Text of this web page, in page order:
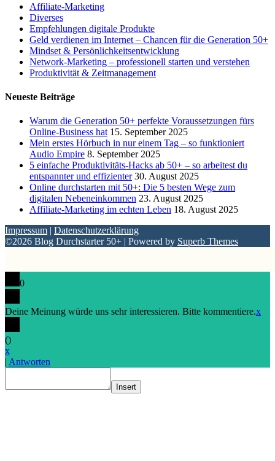
Affiliate-Marketing
Diverses
Empfehlungen digitale Produkte
Geld verdienen im Internet – Chancen für die Generation 50+
Mindset & Persönlichkeitsentwicklung
Network-Marketing – professionell starten und verstehen
Produktivität & Zeitmanagement
Neueste Beiträge
Warum die Generation 50+ perfekte Voraussetzungen fürs
Online-Business hat 15. September 2025
Mein erstes Hörbuch in nur einem Tag – so funktioniert
Audio Empire 8. September 2025
5 einfache Produktivitäts-Hacks ab 50+ – so arbeitest du
entspannter und effizienter 30. August 2025
Online durchstarten mit 50+: Die 5 besten Wege zum
digitalen Nebeneinkommen 23. August 2025
Affiliate-Marketing im echten Leben 18. August 2025
Impressum | Datenschutzerklärung
©2026 Blog Durchstarter 50+ | Powered by Superb Themes
0
Deine Meinung würde uns sehr interessieren. Bitte kommentiere.x
()
x
| Antworten
Insert